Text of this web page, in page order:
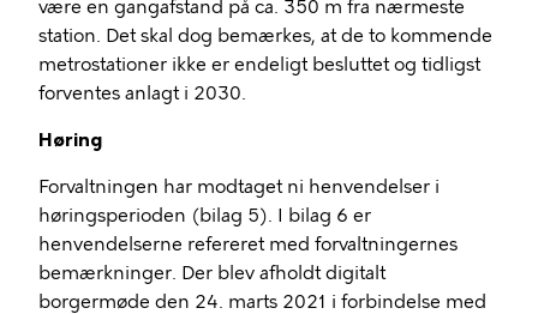
være en gangafstand på ca. 350 m fra nærmeste
station. Det skal dog bemærkes, at de to kommende
metrostationer ikke er endeligt besluttet og tidligst
forventes anlagt i 2030.
Høring
Forvaltningen har modtaget ni henvendelser i
høringsperioden (bilag 5). I bilag 6 er
henvendelserne refereret med forvaltningernes
bemærkninger. Der blev afholdt digitalt
borgermøde den 24. marts 2021 i forbindelse med